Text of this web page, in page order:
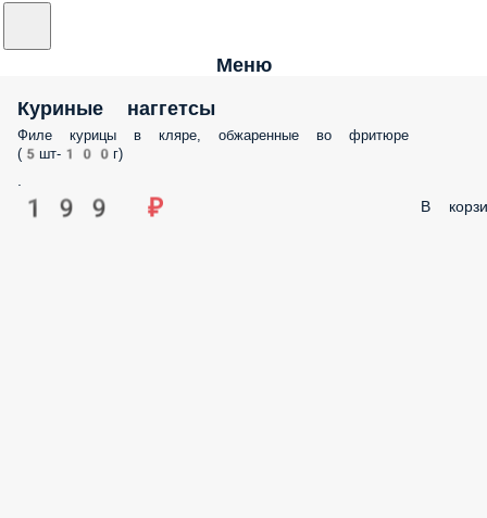
Меню
Куриные наггетсы
Филе курицы в кляре, обжаренные во фритюре
(5шт-100г)
199 ₽ В